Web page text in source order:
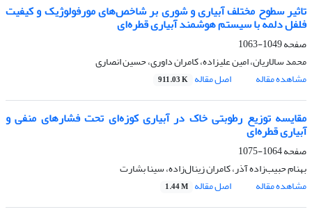
تاثیر سطوح مختلف آبیاری و شوری بر شاخص‌های مورفولوژیک و کیفیت
فلفل دلمه‌ با سیستم‌ هوشمند آبیاری‌ قطره‌ای
صفحه1049-1063
محمد سالاریان، امین علیزاده، کامران داوری، حسین انصاری
مشاهده مقاله
اصل مقاله 911.03 K
مقایسه توزیع رطوبتی خاک در آبیاری کوزه‌ای تحت فشارهای منفی و
آبیاری قطره‌ای
صفحه1064-1075
بهنام حبیب‌زاده آذر، کامران زینال‌زاده، سینا بشارت
مشاهده مقاله
اصل مقاله 1.44 M